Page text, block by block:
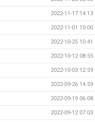
2022-11-17 14:13
2022-11-01 10:00
2022-10-25 10:41
2022-10-12 08:55
2022-10-03 12:59
2022-09-26 14:59
2022-09-19 06:08
2022-09-12 07:03